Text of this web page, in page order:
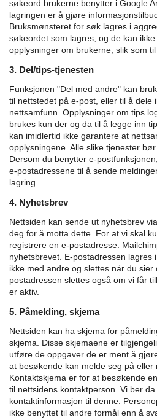
søkeord brukerne benytter i Google
lagringen er å gjøre
Bruksmønsteret for søk lagres i
søkeordet som lagres, og de kan
opplysninger om brukerne, slik som til
3. Del/tips-tjenesten
Funksjonen "Del med andre" kan
til nettstedet på e-post, eller til å dele
nettsamfunn. Opplysninger om tips
brukes kun der og da til å legge inn
kan imidlertid ikke garantere at
opplysningene. Alle slike tjenester
Dersom du benytter e-
e-postadressene til å sende
lagring.
4. Nyhetsbrev
Nettsiden kan sende ut nyhetsbrev
deg for å motta dette. For at vi skal
registrere en e-postadresse.
nyhetsbrevet. E-postadressen lagres
ikke med andre og slettes når du sier
postadressen slettes også om vi får
er aktiv.
5. Påmelding, skjema
Nettsiden kan ha skjema for
skjema. Disse skjemaene er
utføre de oppgaver de er ment å
at besøkende kan melde seg på eller
Kontaktskjema er for at besøkende
til nettsidens kontaktperson. Vi ber
kontaktinformasjon til denne.
ikke benyttet til andre formål enn å